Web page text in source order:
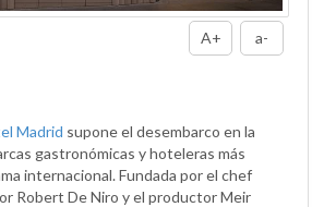
A+ a-
Madrid supone el desembarco en la
gastronómicas y hoteleras más
internacional. Fundada por el chef
Robert De Niro y el productor Meir